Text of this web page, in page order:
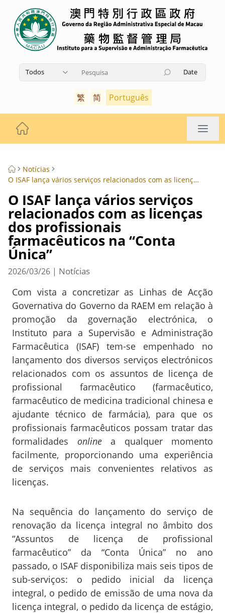
Todos
Date
繁 简 Português
Notícias
O ISAF lança vários serviços relacionados com as licenças dos profissionais farmacêuticos na “Conta Única”
O ISAF lança vários serviços
relacionados com as licenças
dos profissionais
farmacêuticos na “Conta
Única”
2026/03/26 | Notícias
Com vista a concretizar as Linhas de Acção
Governativa do Governo da RAEM em relação à
promoção da governação electrónica, o
Instituto para a Supervisão e Administração
Farmacêutica (ISAF) tem-se empenhado no
lançamento dos diversos serviços electrónicos
relacionados com os assuntos de licença de
profissional farmacêutico (farmacêutico,
farmacêutico de medicina tradicional chinesa e
ajudante técnico de farmácia), para que os
profissionais farmacêuticos possam tratar das
formalidades onlinea qualquer momento
facilmente, proporcionando uma experiência
de serviços mais convenientes relativos as
licenças.
Na sequência do lançamento do serviço de
renovação da licença integral no âmbito dos
“Assuntos de licença de profissional
farmacêutico” da “Conta Única” no ano
passado, o ISAF disponibiliza mais seis tipos de
sub-serviços: o pedido inicial da licença
integral, o pedido de emissão de uma nova da
licença integral, o pedido da licença de estágio,